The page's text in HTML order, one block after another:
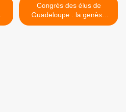
Congrès des élus de
Guadeloupe : la genèse
d’une « démarche